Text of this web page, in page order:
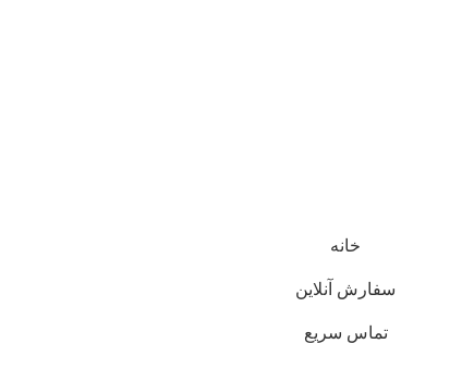
خانه
سفارش آنلاین
تماس سریع